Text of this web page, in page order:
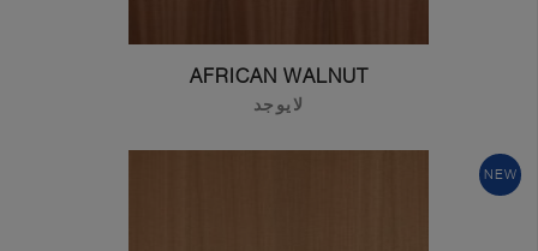
AFRICAN WALNUT
لايوجد
NEW